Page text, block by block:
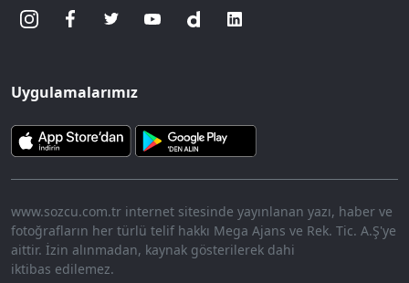
Uygulamalarımız
www.sozcu.com.tr internet sitesinde yayınlanan yazı, haber ve
fotoğrafların her türlü telif hakkı Mega Ajans ve Rek. Tic. A.Ş'ye
aittir. İzin alınmadan, kaynak gösterilerek dahi
iktibas edilemez.